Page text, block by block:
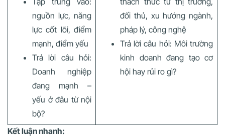
nguồn lực, năng
lực cốt lõi, điểm
mạnh, điểm yếu
Trả lời câu hỏi:
Doanh nghiệp
đang mạnh –
yếu ở đâu từ nội
bộ?
đối thủ, xu hướng ngành,
pháp lý, công nghệ
Trả lời câu hỏi: Môi trường
kinh doanh đang tạo cơ
hội hay rủi ro gì?
Kết luận nhanh: